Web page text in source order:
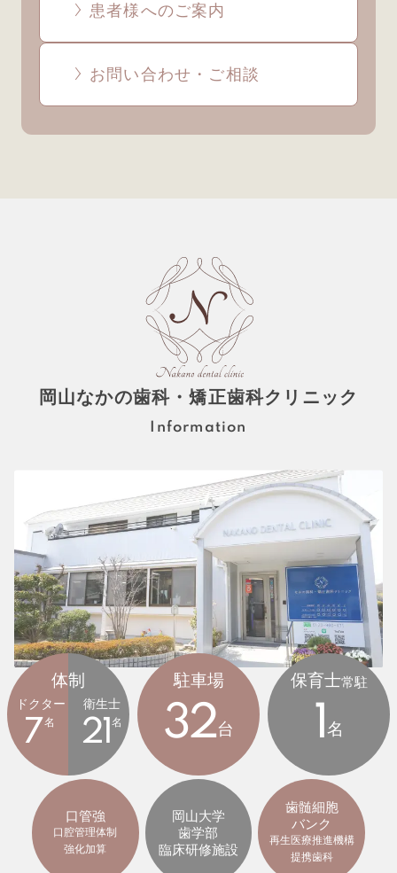
患者様へのご案内
お問い合わせ・ご相談
岡山なかの歯科・矯正歯科クリニック
Information
体制
ドクター
7 名
衛生士
21名
駐車場
32台
保育士常駐
1名
口管強
口腔管理体制
強化加算
岡山大学
歯学部
臨床研修施設
歯髄細胞
バンク
再生医療推進機構
提携歯科